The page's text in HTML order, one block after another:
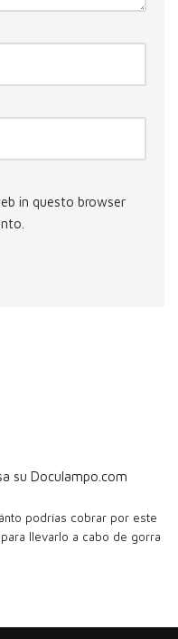
in questo browser
su Doculampo.com
podrías cobrar por este
llevarlo a cabo de gorra